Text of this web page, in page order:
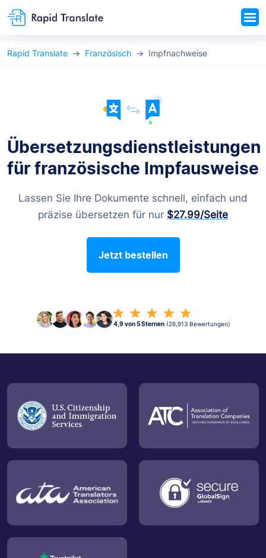
Rapid Translate Französisch Impfnachweise
Übersetzungsdienstleistungen
für französische Impfausweise
Lassen Sie Ihre Dokumente schnell, einfach und
präzise übersetzen für nur $27.99/Seite
Jetzt bestellen
4,9 von 5 Sternen (26,913 Bewertungen)